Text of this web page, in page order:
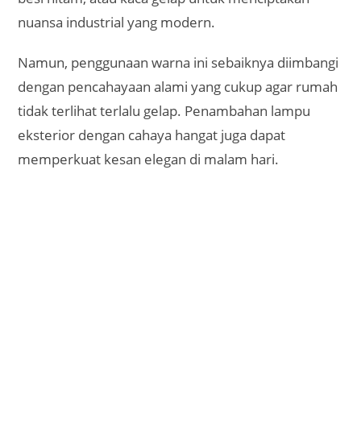
nuansa industrial yang modern.
Namun, penggunaan warna ini sebaiknya diimbangi
dengan pencahayaan alami yang cukup agar rumah
tidak terlihat terlalu gelap. Penambahan lampu
eksterior dengan cahaya hangat juga dapat
memperkuat kesan elegan di malam hari.